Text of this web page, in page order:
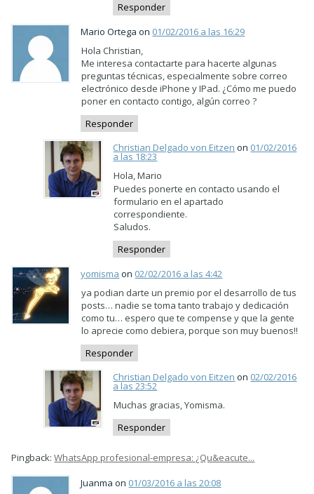
Responder
Mario Ortega on 01/02/2016 a las 16:29
Hola Christian,
Me interesa contactarte para hacerte algunas
preguntas técnicas, especialmente sobre correo
electrónico desde iPhone y IPad. ¿Cómo me puedo
poner en contacto contigo, algún correo ?
Responder
Christian Delgado von Eitzen on 01/02/2016
a las 18:23
Hola, Mario
Puedes ponerte en contacto usando el
formulario en el apartado
correspondiente.
Saludos.
Responder
yomisma on 02/02/2016 a las 4:42
ya podian darte un premio por el desarrollo de tus
posts… nadie se toma tanto trabajo y dedicación
como tu… espero que te compense y que la gente
lo aprecie como debiera, porque son muy buenos!!
Responder
Christian Delgado von Eitzen on 02/02/2016
a las 23:52
Muchas gracias, Yomisma.
Responder
Pingback:WhatsApp profesional-empresa: ¿Qu&eacute...
Juanma on 01/03/2016 a las 20:08